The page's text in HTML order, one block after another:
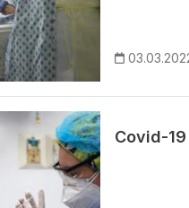
Covid-